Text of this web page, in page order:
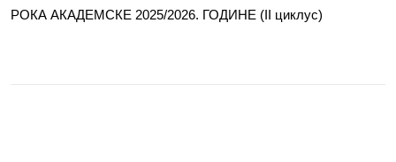
РОКА АКАДЕМСКЕ 2025/2026. ГОДИНЕ (II циклус)